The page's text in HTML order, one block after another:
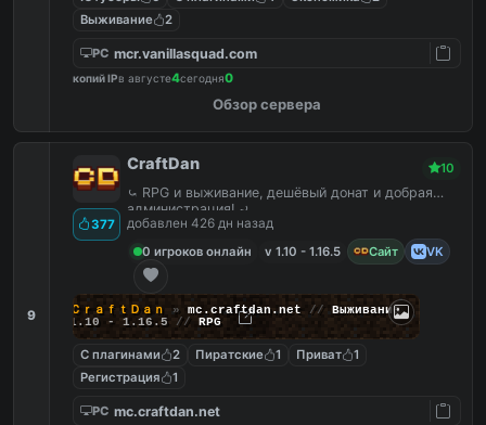
Выживание
2
PC mcr.vanillasquad.com
копий IPв августе4сегодня0
Обзор сервера
9
377
CraftDan 10
⤿ RPG и выживание, дешёвый донат и добрая
администрация! ⤾
добавлен 426 дн назад
0 игроков онлайн
v 1.10 - 1.16.5 Сайт VK
ＣｒａｆｔＤａｎ » mc.craftdan.net // Выживание
1.10 - 1.16.5 // RPG
С плагинами 2 Пиратские 1 Приват
1
Регистрация
1
PC mc.craftdan.net